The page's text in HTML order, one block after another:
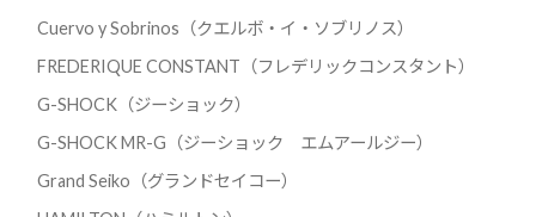
Cuervo y Sobrinos（クエルボ・イ・ソブリノス）
FREDERIQUE CONSTANT（フレデリックコンスタント）
G-SHOCK（ジーショック）
G-SHOCK MR-G（ジーショック エムアールジー）
Grand Seiko（グランドセイコー）